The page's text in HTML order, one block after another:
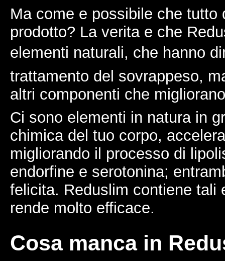
Ma come e possibile che tutto
prodotto? La verita e che
elementi naturali, che hanno
trattamento del sovrappeso,
altri componenti che
Ci sono elementi in natura in
chimica del tuo corpo,
migliorando il processo di
endorfine e serotonina;
felicita. Reduslim contiene tali
rende molto efficace.
Cosa manca in